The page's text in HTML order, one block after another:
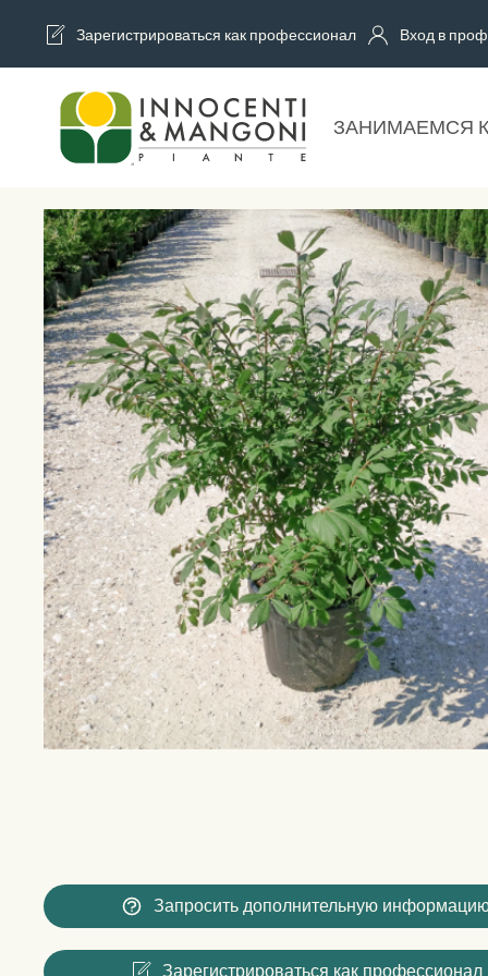
Skip to main content
Зарегистрироваться как профессионал Вход в
ЗАНИМАЕМСЯ
Запросить дополнительную
Зарегистрироваться как профессионал